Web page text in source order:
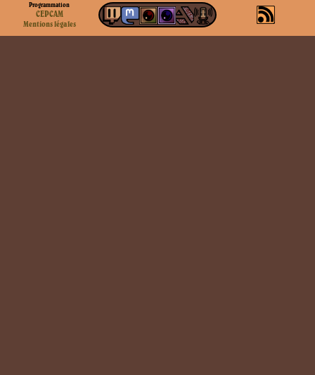
Programmation
CEPCAM
Mentions légales